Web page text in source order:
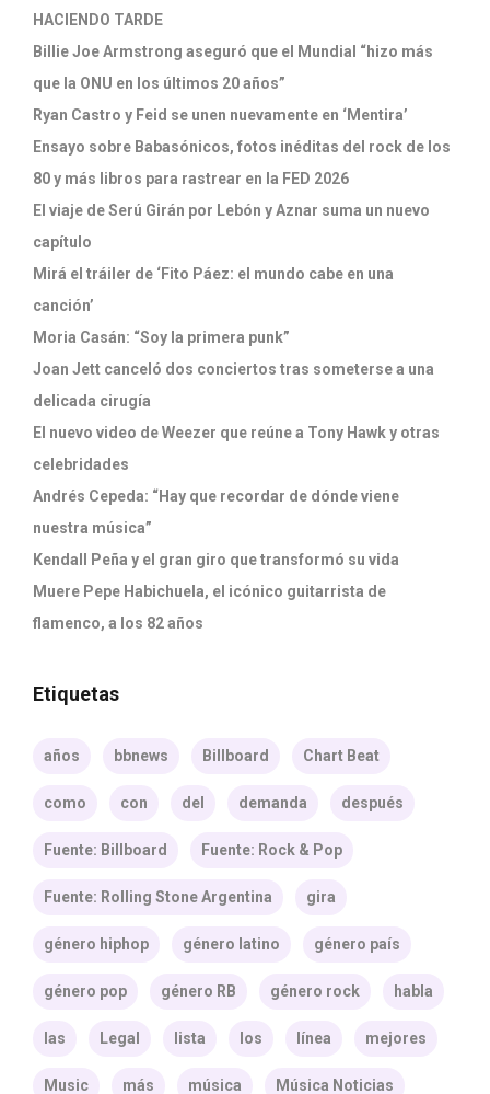
HACIENDO TARDE
Billie Joe Armstrong aseguró que el Mundial “hizo más
que la ONU en los últimos 20 años”
Ryan Castro y Feid se unen nuevamente en ‘Mentira’
Ensayo sobre Babasónicos, fotos inéditas del rock de los
80 y más libros para rastrear en la FED 2026
El viaje de Serú Girán por Lebón y Aznar suma un nuevo
capítulo
Mirá el tráiler de ‘Fito Páez: el mundo cabe en una
canción’
Moria Casán: “Soy la primera punk”
Joan Jett canceló dos conciertos tras someterse a una
delicada cirugía
El nuevo video de Weezer que reúne a Tony Hawk y otras
celebridades
Andrés Cepeda: “Hay que recordar de dónde viene
nuestra música”
Kendall Peña y el gran giro que transformó su vida
Muere Pepe Habichuela, el icónico guitarrista de
flamenco, a los 82 años
Etiquetas
años bbnews Billboard Chart Beat
como con del demanda después
Fuente: Billboard Fuente: Rock & Pop
Fuente: Rolling Stone Argentina gira
género hiphop género latino género país
género pop género RB género rock habla
las Legal lista los línea mejores
Music más música Música Noticias